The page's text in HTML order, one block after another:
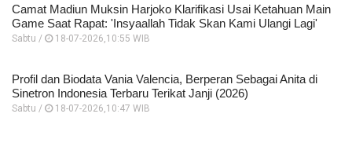
Camat Madiun Muksin Harjoko Klarifikasi Usai Ketahuan Main
Game Saat Rapat: 'Insyaallah Tidak Skan Kami Ulangi Lagi'
Sabtu / 18-07-2026,10:55 WIB
Profil dan Biodata Vania Valencia, Berperan Sebagai Anita di
Sinetron Indonesia Terbaru Terikat Janji (2026)
Sabtu / 18-07-2026,10:47 WIB